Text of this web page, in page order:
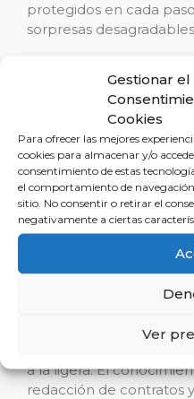
Gestionar el
Cookies
Para ofrecer las mejores
cookies para almacenar y/o
consentimiento de estas
el comportamiento de
sitio. No consentir o retirar el
negativamente a ciertas
Ver
protegidos en cada
sorpresas
Un abogado
de Reclamalia, no sólo
que anticipa
y te guía hacia las
acertadas.
Conclusión
para
Reclamalia
experto en derecho
a la ligera. El
redacción de contratos